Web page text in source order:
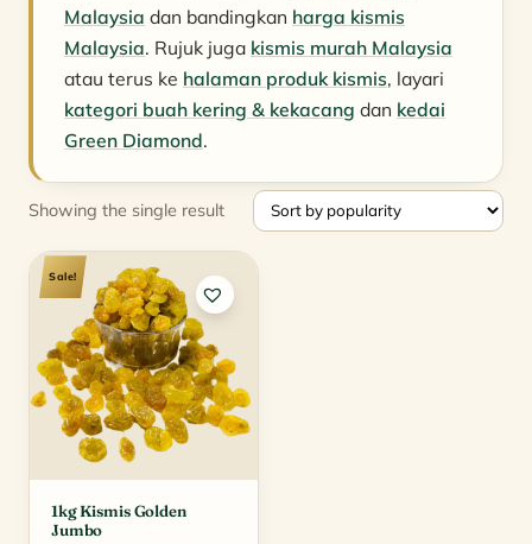
Malaysia dan bandingkan harga kismis
Malaysia. Rujuk juga kismis murah Malaysia
atau terus ke halaman produk kismis, layari
kategori buah kering & kekacang dan kedai
Green Diamond.
Showing the single result
Sale!
1kg Kismis Golden
Jumbo